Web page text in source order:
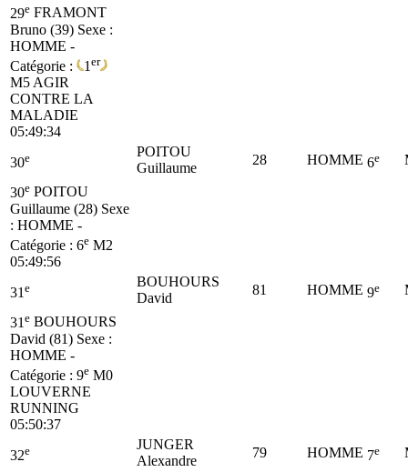
29e FRAMONT
Bruno (39) Sexe :
HOMME -
Catégorie :
1 er
M5 AGIR
CONTRE LA
MALADIE
05:49:34
30e
POITOU
Guillaume
28 HOMME 6e
30e POITOU
Guillaume (28) Sexe
: HOMME -
Catégorie : 6e M2
05:49:56
31 e
BOUHOURS
David
81 HOMME 9e
31 e BOUHOURS
David (81) Sexe :
HOMME -
Catégorie : 9e M0
LOUVERNE
RUNNING
05:50:37
32e
JUNGER
Alexandre
79 HOMME 7e